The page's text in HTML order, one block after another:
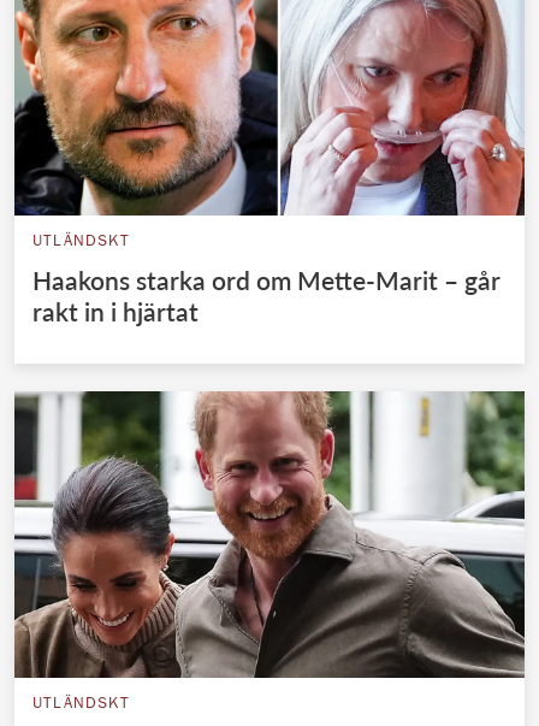
UTLÄNDSKT
Haakons starka ord om Mette-Marit – går
rakt in i hjärtat
UTLÄNDSKT